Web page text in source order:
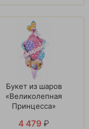
Букет из шаров
«Великолепная
Принцесса»
4 479 ₽